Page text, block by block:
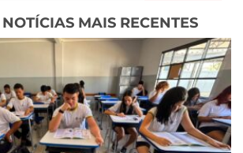
MAIS RECENTES